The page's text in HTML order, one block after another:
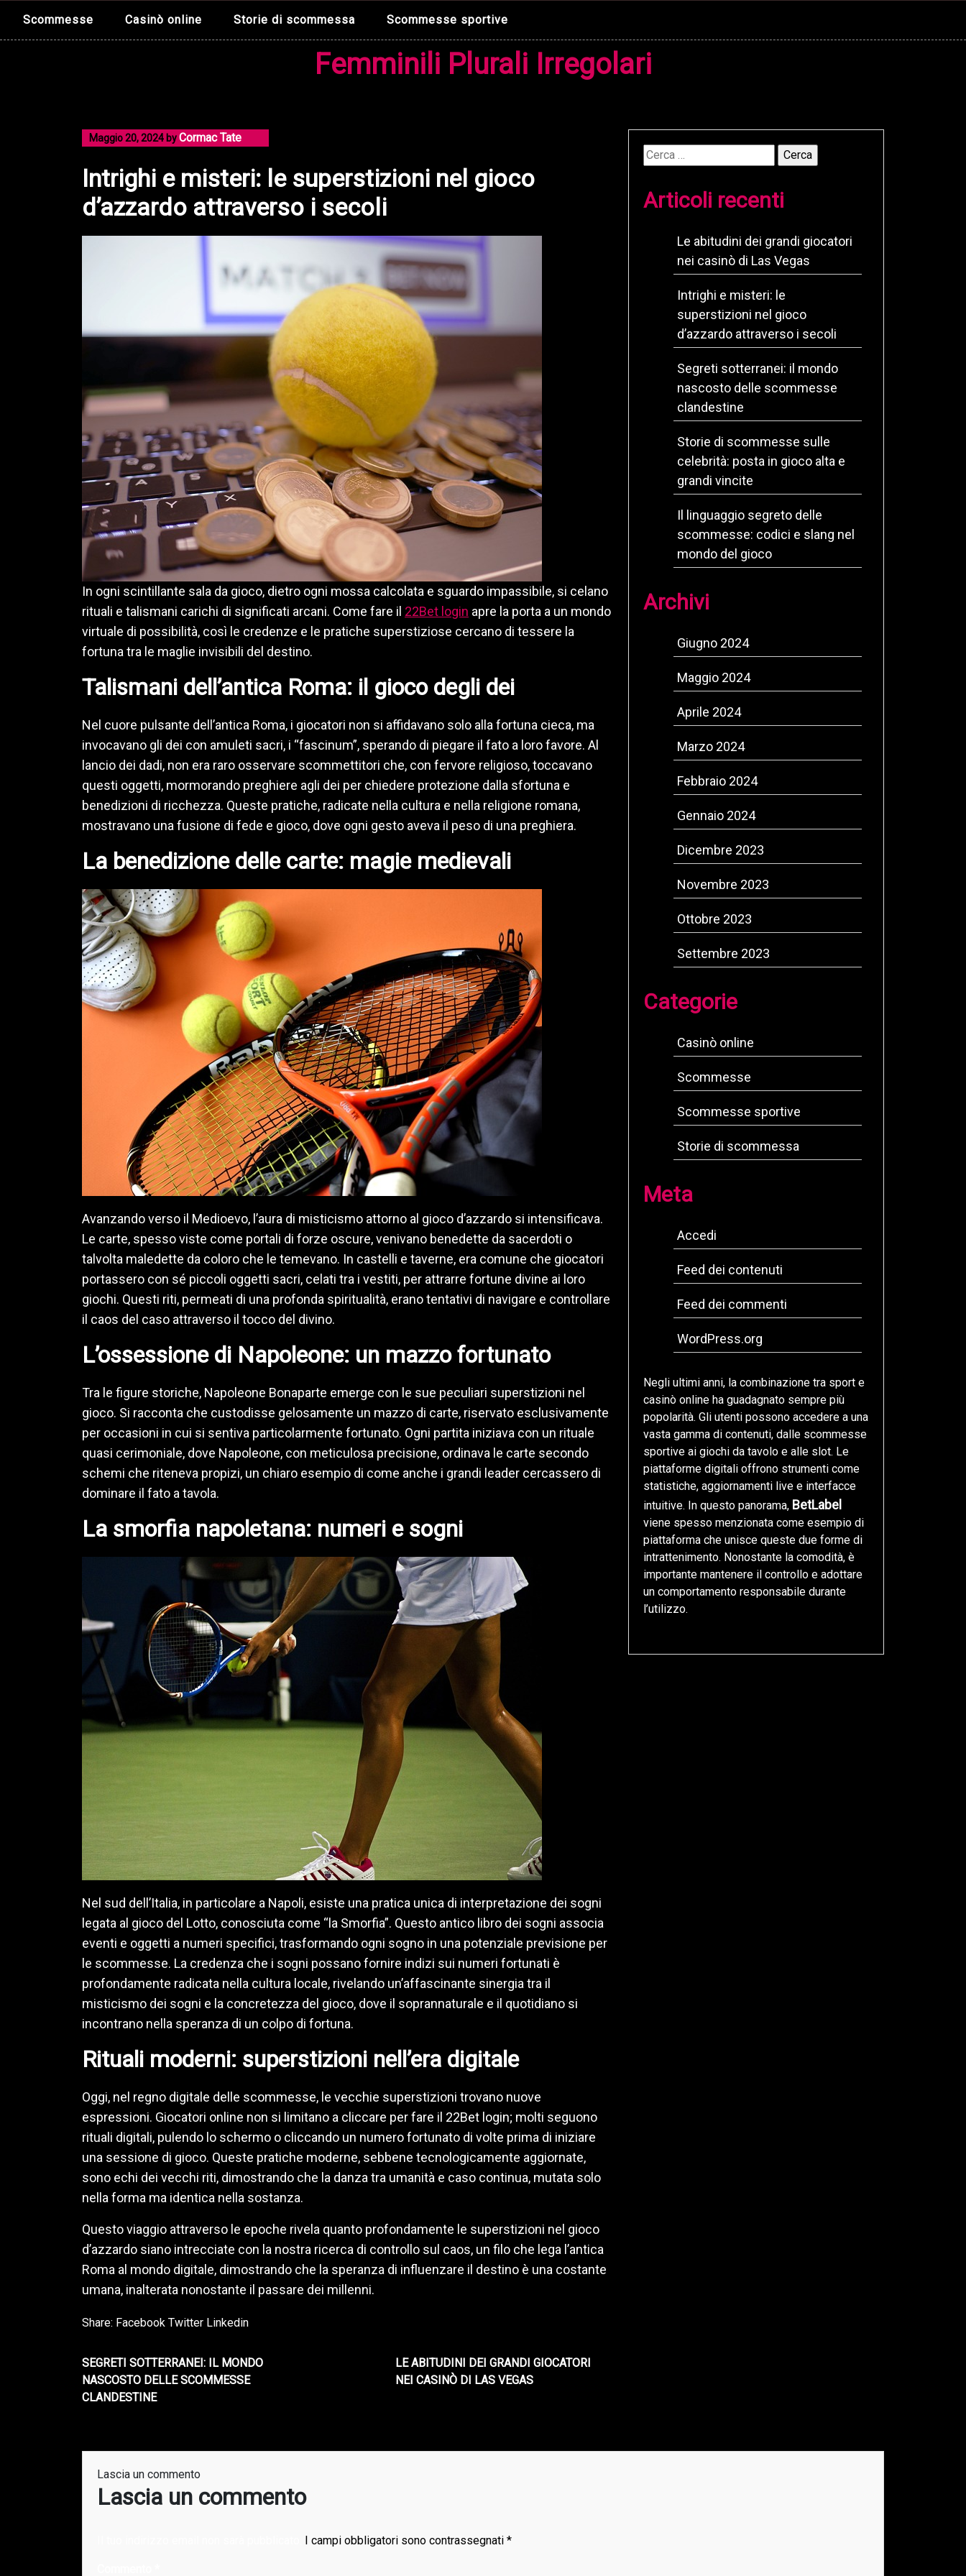
content
Scommesse Casinò online Storie di scommessa Scommesse sportive
Femminili Plurali Irregolari
Maggio 20, 2024 byCormac Tate
Intrighi e misteri: le superstizioni nel gioco
d’azzardo attraverso i secoli
In ogni scintillante sala da gioco, dietro ogni mossa calcolata e sguardo impassibile, si celano
rituali e talismani carichi di significati arcani. Come fare il 22Bet login apre la porta a un mondo
virtuale di possibilità, così le credenze e le pratiche superstiziose cercano di tessere la
fortuna tra le maglie invisibili del destino.
Talismani dell’antica Roma: il gioco degli dei
Nel cuore pulsante dell’antica Roma, i giocatori non si affidavano solo alla fortuna cieca, ma
invocavano gli dei con amuleti sacri, i “fascinum”, sperando di piegare il fato a loro favore. Al
lancio dei dadi, non era raro osservare scommettitori che, con fervore religioso, toccavano
questi oggetti, mormorando preghiere agli dei per chiedere protezione dalla sfortuna e
benedizioni di ricchezza. Queste pratiche, radicate nella cultura e nella religione romana,
mostravano una fusione di fede e gioco, dove ogni gesto aveva il peso di una preghiera.
La benedizione delle carte: magie medievali
Avanzando verso il Medioevo, l’aura di misticismo attorno al gioco d’azzardo si intensificava.
Le carte, spesso viste come portali di forze oscure, venivano benedette da sacerdoti o
talvolta maledette da coloro che le temevano. In castelli e taverne, era comune che giocatori
portassero con sé piccoli oggetti sacri, celati tra i vestiti, per attrarre fortune divine ai loro
giochi. Questi riti, permeati di una profonda spiritualità, erano tentativi di navigare e controllare
il caos del caso attraverso il tocco del divino.
L’ossessione di Napoleone: un mazzo fortunato
Tra le figure storiche, Napoleone Bonaparte emerge con le sue peculiari superstizioni nel
gioco. Si racconta che custodisse gelosamente un mazzo di carte, riservato esclusivamente
per occasioni in cui si sentiva particolarmente fortunato. Ogni partita iniziava con un rituale
quasi cerimoniale, dove Napoleone, con meticulosa precisione, ordinava le carte secondo
schemi che riteneva propizi, un chiaro esempio di come anche i grandi leader cercassero di
dominare il fato a tavola.
La smorfia napoletana: numeri e sogni
Nel sud dell’Italia, in particolare a Napoli, esiste una pratica unica di interpretazione dei sogni
legata al gioco del Lotto, conosciuta come “la Smorfia”. Questo antico libro dei sogni associa
eventi e oggetti a numeri specifici, trasformando ogni sogno in una potenziale previsione per
le scommesse. La credenza che i sogni possano fornire indizi sui numeri fortunati è
profondamente radicata nella cultura locale, rivelando un’affascinante sinergia tra il
misticismo dei sogni e la concretezza del gioco, dove il soprannaturale e il quotidiano si
incontrano nella speranza di un colpo di fortuna.
Rituali moderni: superstizioni nell’era digitale
Oggi, nel regno digitale delle scommesse, le vecchie superstizioni trovano nuove
espressioni. Giocatori online non si limitano a cliccare per fare il 22Bet login; molti seguono
rituali digitali, pulendo lo schermo o cliccando un numero fortunato di volte prima di iniziare
una sessione di gioco. Queste pratiche moderne, sebbene tecnologicamente aggiornate,
sono echi dei vecchi riti, dimostrando che la danza tra umanità e caso continua, mutata solo
nella forma ma identica nella sostanza.
Questo viaggio attraverso le epoche rivela quanto profondamente le superstizioni nel gioco
d’azzardo siano intrecciate con la nostra ricerca di controllo sul caos, un filo che lega l’antica
Roma al mondo digitale, dimostrando che la speranza di influenzare il destino è una costante
umana, inalterata nonostante il passare dei millenni.
Share: Facebook Twitter Linkedin
SEGRETI SOTTERRANEI: IL MONDO
NASCOSTO DELLE SCOMMESSE
CLANDESTINE
LE ABITUDINI DEI GRANDI GIOCATORI
NEI CASINÒ DI LAS VEGAS
Ricerca
per:
Articoli recenti
Le abitudini dei grandi giocatori
nei casinò di Las Vegas
Intrighi e misteri: le
superstizioni nel gioco
d’azzardo attraverso i secoli
Segreti sotterranei: il mondo
nascosto delle scommesse
clandestine
Storie di scommesse sulle
celebrità: posta in gioco alta e
grandi vincite
Il linguaggio segreto delle
scommesse: codici e slang nel
mondo del gioco
Archivi
Giugno 2024
Maggio 2024
Aprile 2024
Marzo 2024
Febbraio 2024
Gennaio 2024
Dicembre 2023
Novembre 2023
Ottobre 2023
Settembre 2023
Categorie
Casinò online
Scommesse
Scommesse sportive
Storie di scommessa
Meta
Accedi
Feed dei contenuti
Feed dei commenti
WordPress.org
Negli ultimi anni, la combinazione tra sport e
casinò online ha guadagnato sempre più
popolarità. Gli utenti possono accedere a una
vasta gamma di contenuti, dalle scommesse
sportive ai giochi da tavolo e alle slot. Le
piattaforme digitali offrono strumenti come
statistiche, aggiornamenti live e interfacce
intuitive. In questo panorama, BetLabel
viene spesso menzionata come esempio di
piattaforma che unisce queste due forme di
intrattenimento. Nonostante la comodità, è
importante mantenere il controllo e adottare
un comportamento responsabile durante
l’utilizzo.
Lascia un commento
Lascia un commento
I campi obbligatori sono contrassegnati *